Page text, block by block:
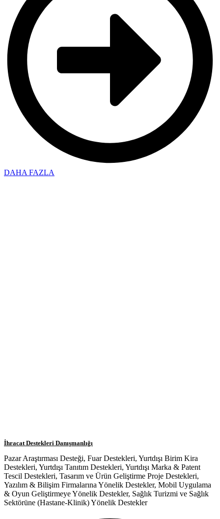
DAHA FAZLA
İhracat Destekleri Danışmanlığı
Pazar Araştırması Desteği, Fuar Destekleri, Yurtdışı Birim Kira
Destekleri, Yurtdışı Tanıtım Destekleri, Yurtdışı Marka & Patent
Tescil Destekleri, Tasarım ve Ürün Geliştirme Proje Destekleri,
Yazılım & Bilişim Firmalarına Yönelik Destekler, Mobil Uygulama
& Oyun Geliştirmeye Yönelik Destekler, Sağlık Turizmi ve Sağlık
Sektörüne (Hastane-Klinik) Yönelik Destekler